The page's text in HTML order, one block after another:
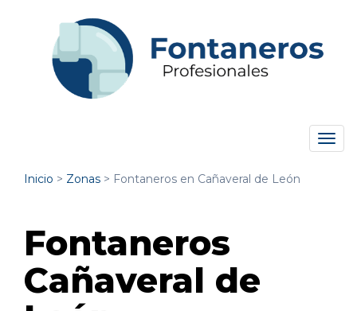
Inicio > Zonas > Fontaneros en Cañaveral de León
Fontaneros
Cañaveral de